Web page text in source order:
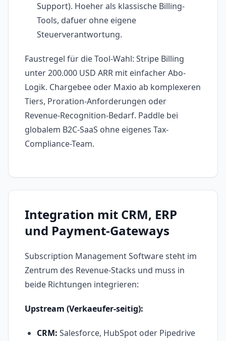
Support). Hoeher als klassische Billing-
Tools, dafuer ohne eigene
Steuerverantwortung.
Faustregel für die Tool-Wahl: Stripe Billing
unter 200.000 USD ARR mit einfacher Abo-
Logik. Chargebee oder Maxio ab komplexeren
Tiers, Proration-Anforderungen oder
Revenue-Recognition-Bedarf. Paddle bei
globalem B2C-SaaS ohne eigenes Tax-
Compliance-Team.
Integration mit CRM, ERP
und Payment-Gateways
Subscription Management Software steht im
Zentrum des Revenue-Stacks und muss in
beide Richtungen integrieren:
Upstream (Verkaeufer-seitig):
CRM: Salesforce, HubSpot oder Pipedrive